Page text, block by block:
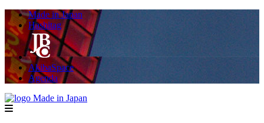
Made in Japan
Hashitag
AkibaSpace
Agenda
menu